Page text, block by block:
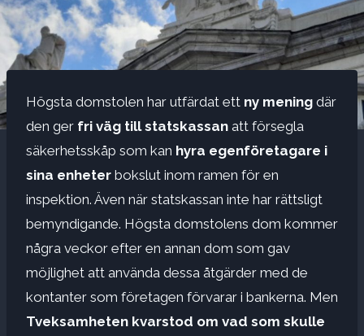
Högsta domstolen har utfärdat ett ny mening där
den ger fri väg till statskassan att försegla
säkerhetsskåp som kan hyra egenföretagare i
sina enheter bokslut inom ramen för en
inspektion. Även när statskassan inte har rättsligt
bemyndigande. Högsta domstolens dom kommer
några veckor efter en annan dom som gav
möjlighet att använda dessa åtgärder med de
kontanter som företagen förvarar i bankerna. Men
Tveksamheten kvarstod om vad som skulle